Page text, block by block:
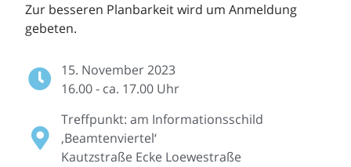
Zur besseren Planbarkeit wird um Anmeldung
gebeten.
15. November 2023
16.00 - ca. 17.00 Uhr
Treffpunkt: am Informationsschild
‚Beamtenviertel‘
Kautzstraße Ecke Loewestraße